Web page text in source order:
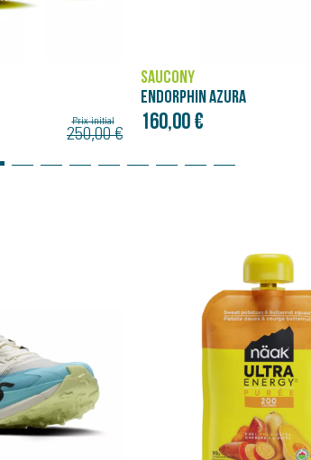
SAUCONY
ENDORPHIN PRO 5
275,00 €